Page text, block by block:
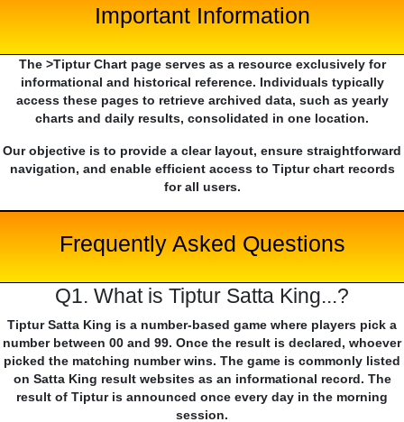
Important Information
The >Tiptur Chart page serves as a resource exclusively for
informational and historical reference. Individuals typically
access these pages to retrieve archived data, such as yearly
charts and daily results, consolidated in one location.
Our objective is to provide a clear layout, ensure straightforward
navigation, and enable efficient access to Tiptur chart records
for all users.
Frequently Asked Questions
Q1. What is Tiptur Satta King...?
Tiptur Satta King is a number-based game where players pick a
number between 00 and 99. Once the result is declared, whoever
picked the matching number wins. The game is commonly listed
on Satta King result websites as an informational record. The
result of Tiptur is announced once every day in the morning
session.